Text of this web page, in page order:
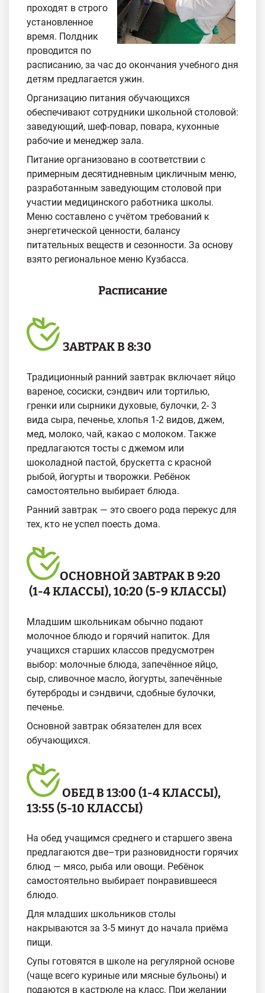
проходят в строго
установленное
время. Полдник
проводится по
расписанию, за час до окончания учебного дня
детям предлагается ужин.
Организацию питания обучающихся
обеспечивают сотрудники школьной столовой:
заведующий, шеф-повар, повара, кухонные
рабочие и менеджер зала.
Питание организовано в соответствии с
примерным десятидневным цикличным меню,
разработанным заведующим столовой при
участии медицинского работника школы.
Меню составлено с учётом требований к
энергетической ценности, балансу
питательных веществ и сезонности. За основу
взято региональное меню Кузбасса.
Расписание
ЗАВТРАК В 8:30
Традиционный ранний завтрак включает яйцо
вареное, сосиски, сэндвич или тортилью,
гренки или сырники духовые, булочки, 2- 3
вида сыра, печенье, хлопья 1-2 видов, джем,
мед, молоко, чай, какао с молоком. Также
предлагаются тосты с джемом или
шоколадной пастой, брускетта с красной
рыбой, йогурты и творожки. Ребёнок
самостоятельно выбирает блюда.
Ранний завтрак — это своего рода перекус для
тех, кто не успел поесть дома.
ОСНОВНОЙ ЗАВТРАК В 9:20
(1-4 КЛАССЫ), 10:20 (5-9 КЛАССЫ)
Младшим школьникам обычно подают
молочное блюдо и горячий напиток. Для
учащихся старших классов предусмотрен
выбор: молочные блюда, запечённое яйцо,
сыр, сливочное масло, йогурты, запечённые
бутерброды и сэндвичи, сдобные булочки,
печенье.
Основной завтрак обязателен для всех
обучающихся.
ОБЕД В 13:00 (1-4 КЛАССЫ),
13:55 (5-10 КЛАССЫ)
На обед учащимся среднего и старшего звена
предлагаются две–три разновидности горячих
блюд — мясо, рыба или овощи. Ребёнок
самостоятельно выбирает понравившееся
блюдо.
Для младших школьников столы
накрываются за 3-5 минут до начала приёма
пищи.
Супы готовятся в школе на регулярной основе
(чаще всего куриные или мясные бульоны) и
подаются в кастрюле на класс. При желании